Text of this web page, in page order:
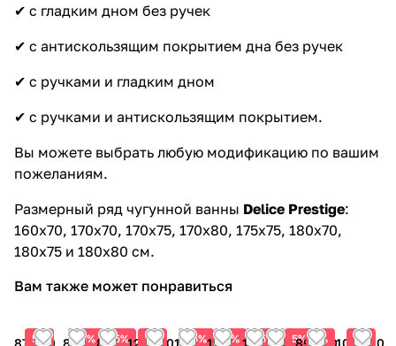
✔ с гладким дном без ручек
✔ с антискользящим покрытием дна без ручек
✔ с ручками и гладким дном
✔ с ручками и антискользящим покрытием.
Вы можете выбрать любую модификацию по вашим
пожеланиям.
Размерный ряд чугунной ванны Delice Prestige:
160х70, 170х70, 170х75, 170х80, 175х75, 180х70,
180х75 и 180х80 см.
Вам также может понравиться
5%
87 400
5%
84 550
5%
89 775
5%
121 600
5%
118 750 5%
121 600 5%
115 900 5%
115 9005%
89 300
5%
102 600